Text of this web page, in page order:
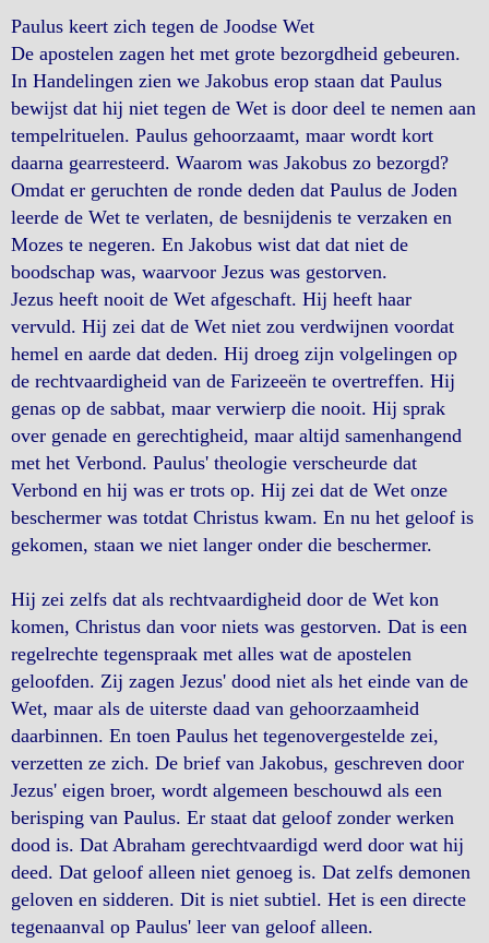
Paulus keert zich tegen de Joodse Wet
De apostelen zagen het met grote bezorgdheid gebeuren.
In Handelingen zien we Jakobus erop staan dat Paulus
bewijst dat hij niet tegen de Wet is door deel te nemen aan
tempelrituelen. Paulus gehoorzaamt, maar wordt kort
daarna gearresteerd. Waarom was Jakobus zo bezorgd?
Omdat er geruchten de ronde deden dat Paulus de Joden
leerde de Wet te verlaten, de besnijdenis te verzaken en
Mozes te negeren. En Jakobus wist dat dat niet de
boodschap was, waarvoor Jezus was gestorven.
Jezus heeft nooit de Wet afgeschaft. Hij heeft haar
vervuld. Hij zei dat de Wet niet zou verdwijnen voordat
hemel en aarde dat deden. Hij droeg zijn volgelingen op
de rechtvaardigheid van de Farizeeën te overtreffen. Hij
genas op de sabbat, maar verwierp die nooit. Hij sprak
over genade en gerechtigheid, maar altijd samenhangend
met het Verbond. Paulus' theologie verscheurde dat
Verbond en hij was er trots op. Hij zei dat de Wet onze
beschermer was totdat Christus kwam. En nu het geloof is
gekomen, staan we niet langer onder die beschermer.
Hij zei zelfs dat als rechtvaardigheid door de Wet kon
komen, Christus dan voor niets was gestorven. Dat is een
regelrechte tegenspraak met alles wat de apostelen
geloofden. Zij zagen Jezus' dood niet als het einde van de
Wet, maar als de uiterste daad van gehoorzaamheid
daarbinnen. En toen Paulus het tegenovergestelde zei,
verzetten ze zich. De brief van Jakobus, geschreven door
Jezus' eigen broer, wordt algemeen beschouwd als een
berisping van Paulus. Er staat dat geloof zonder werken
dood is. Dat Abraham gerechtvaardigd werd door wat hij
deed. Dat geloof alleen niet genoeg is. Dat zelfs demonen
geloven en sidderen. Dit is niet subtiel. Het is een directe
tegenaanval op Paulus' leer van geloof alleen.